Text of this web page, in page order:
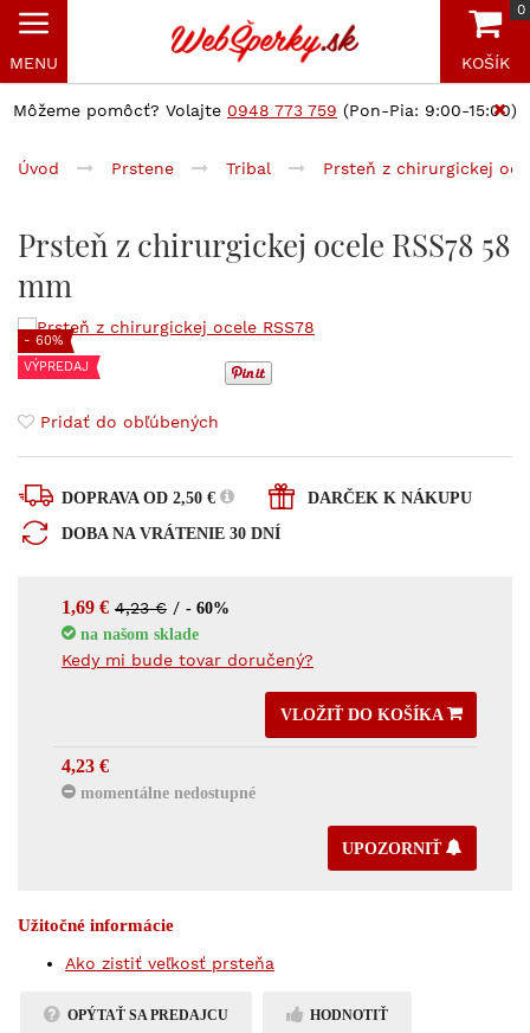
MENU
0
KOŠÍK
Môžeme pomôcť? Volajte 0948 773 759 (Pon-Pia: 9:00-15:00)
Úvod Prstene Tribal Prsteň z chirurgickej
Prsteň z chirurgickej ocele RSS78 58
mm
- 60%
VÝPREDAJ
Pridať do obľúbených
DOPRAVA OD 2,50 € DARČEK K NÁKUPU
DOBA NA VRÁTENIE 30 DNÍ
1,69 € 4,23 € / - 60%
na našom sklade
Kedy mi bude tovar doručený?
VLOŽIŤ DO KOŠÍKA
4,23 €
momentálne nedostupné
UPOZORNIŤ
Užitočné informácie
Ako zistiť veľkosť prsteňa
OPÝTAŤ SA PREDAJCU HODNOTIŤ